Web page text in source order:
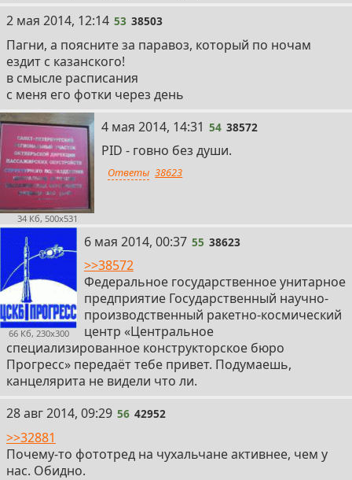
53
2 мая 2014, 12:14 53 38503
Пагни, а поясните за паравоз, который по ночам
ездит с казанского!
в смысле расписания
с меня его фотки через день
34 Кб, 500x531
54
4 мая 2014, 14:31 54 38572
PID - говно без души.
Ответы 38623
66 Кб, 230x300
55
6 мая 2014, 00:37 55 38623
>>38572
Федеральное государственное унитарное
предприятие Государственный научно-
производственный ракетно-космический
центр «Центральное
специализированное конструкторское бюро
Прогресс» передаёт тебе привет. Подумаешь,
канцелярита не видели что ли.
56
28 авг 2014, 09:29 56 42952
>>32881
Почему-то фототред на чухальчане активнее, чем у
нас. Обидно.